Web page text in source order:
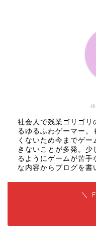
社会人で残業ゴリゴリ
るゆるふわゲーマー。
くないため今までゲ
きないことが多発。少
るようにゲームが苦手
な内容からブログを書
＼